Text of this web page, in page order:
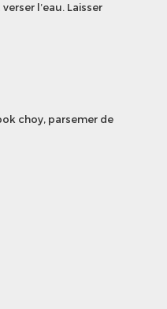
l’eau. Laisser
choy, parsemer de